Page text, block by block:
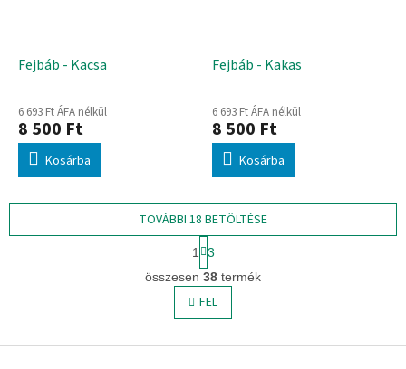
Fejbáb - Kacsa
6 693 Ft ÁFA nélkül
8 500 Ft
Kosárba
Fejbáb - Kakas
6 693 Ft ÁFA nélkül
8 500 Ft
Kosárba
L
i
s
t
TOVÁBBI 18 BETÖLTÉSE
L
a
p
o
z
á
1
3
összesen 38 termék
FEL
L